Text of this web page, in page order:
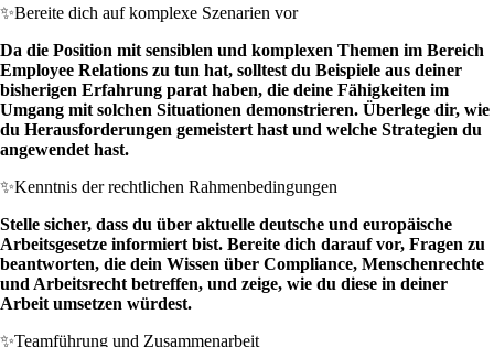
✨Bereite dich auf komplexe Szenarien vor
Da die Position mit sensiblen und komplexen Themen im Bereich
Employee Relations zu tun hat, solltest du Beispiele aus deiner
bisherigen Erfahrung parat haben, die deine Fähigkeiten im
Umgang mit solchen Situationen demonstrieren. Überlege dir, wie
du Herausforderungen gemeistert hast und welche Strategien du
angewendet hast.
✨Kenntnis der rechtlichen Rahmenbedingungen
Stelle sicher, dass du über aktuelle deutsche und europäische
Arbeitsgesetze informiert bist. Bereite dich darauf vor, Fragen zu
beantworten, die dein Wissen über Compliance, Menschenrechte
und Arbeitsrecht betreffen, und zeige, wie du diese in deiner
Arbeit umsetzen würdest.
✨Teamführung und Zusammenarbeit